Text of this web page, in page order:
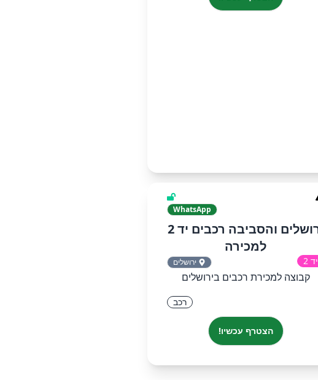
WhatsApp
ירושלים והסביבה רכבים יד 2
למכירה
יד 2 ירושלים
קבוצה למכירת רכבים בירושלים
רכב
הצטרף עכשיו!